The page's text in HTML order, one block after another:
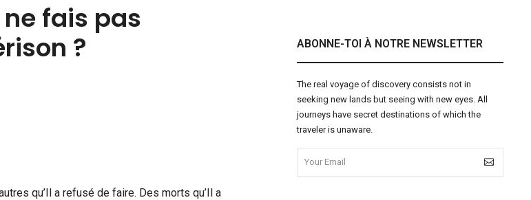
fais pas
?
qu’Il a refusé de faire. Des morts qu’Il a
ABONNE-TOI À NOTRE NEWSLETTER
The real voyage of discovery consists not in
seeking new lands but seeing with new eyes. All
journeys have secret destinations of which the
traveler is unaware.